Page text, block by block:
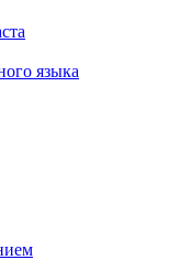
языка